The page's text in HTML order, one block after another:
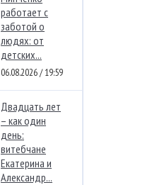
работает с
заботой о
людях: от
детских...
06.08.2026 / 19:59
Двадцать лет
– как один
день:
витебчане
Екатерина и
Александр...